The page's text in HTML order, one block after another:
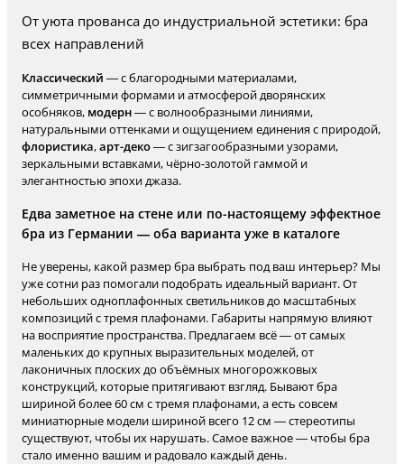
От уюта прованса до индустриальной эстетики: бра
всех направлений
Классический — с благородными материалами,
симметричными формами и атмосферой дворянских
особняков, модерн— с волнообразными линиями,
натуральными оттенками и ощущением единения с природой,
флористика,арт-деко— с зигзагообразными узорами,
зеркальными вставками, чёрно-золотой гаммой и
элегантностью эпохи джаза.
Едва заметное на стене или по-настоящему эффектное
бра из Германии — оба варианта уже в каталоге
Не уверены, какой размер бра выбрать под ваш интерьер? Мы
уже сотни раз помогали подобрать идеальный вариант. От
небольших одноплафонных светильников до масштабных
композиций с тремя плафонами. Габариты напрямую влияют
на восприятие пространства. Предлагаем всё — от самых
маленьких до крупных выразительных моделей, от
лаконичных плоских до объёмных многорожковых
конструкций, которые притягивают взгляд. Бывают бра
шириной более 60 см с тремя плафонами, а есть совсем
миниатюрные модели шириной всего 12 см — стереотипы
существуют, чтобы их нарушать. Самое важное — чтобы бра
стало именно вашим и радовало каждый день.